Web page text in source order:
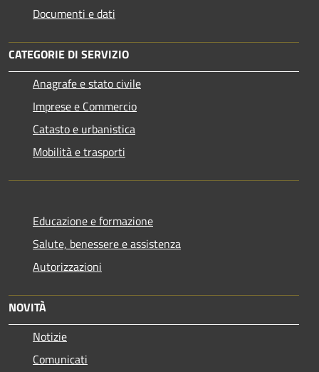
Documenti e dati
CATEGORIE DI SERVIZIO
Anagrafe e stato civile
Imprese e Commercio
Catasto e urbanistica
Mobilità e trasporti
Educazione e formazione
Salute, benessere e assistenza
Autorizzazioni
NOVITÀ
Notizie
Comunicati